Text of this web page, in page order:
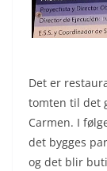
Det er
tomten til det
Carmen. I
det bygges
og det blir